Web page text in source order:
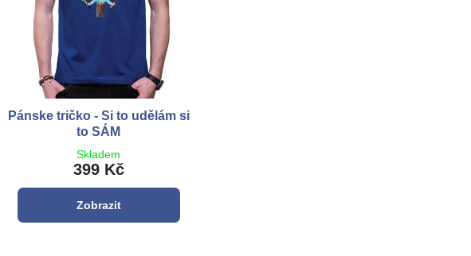
Pánske tričko - Si to udělám si
to SÁM
Skladem
399 Kč
Zobrazit